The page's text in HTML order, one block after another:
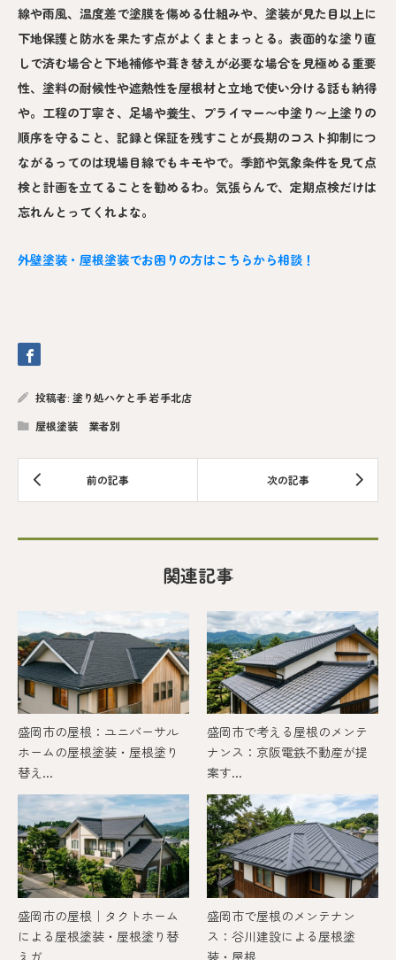
線や雨風、温度差で塗膜を傷める仕組みや、塗装が見た目以上に
下地保護と防水を果たす点がよくまとまっとる。表面的な塗り直
しで済む場合と下地補修や葺き替えが必要な場合を見極める重要
性、塗料の耐候性や遮熱性を屋根材と立地で使い分ける話も納得
や。工程の丁寧さ、足場や養生、プライマー〜中塗り〜上塗りの
順序を守ること、記録と保証を残すことが長期のコスト抑制につ
ながるってのは現場目線でもキモやで。季節や気象条件を見て点
検と計画を立てることを勧めるわ。気張らんで、定期点検だけは
忘れんとってくれよな。
外壁塗装・屋根塗装でお困りの方はこちらから相談！
投稿者: 塗り処ハケと手 岩手北店
屋根塗装 業者別
関連記事
盛岡市の屋根：ユニバーサル
ホームの屋根塗装・屋根塗り
替え...
盛岡市で考える屋根のメンテ
ナンス：京阪電鉄不動産が提
案す...
盛岡市の屋根｜タクトホーム
による屋根塗装・屋根塗り替
えガ...
盛岡市で屋根のメンテナン
ス：谷川建設による屋根塗
装・屋根...